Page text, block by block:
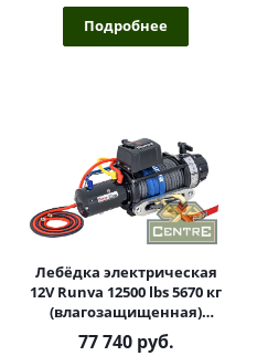
Подробнее
Лебёдка электрическая
12V Runva 12500 lbs 5670 кг
(влагозащищенная)
синтетический трос
77 740 руб.